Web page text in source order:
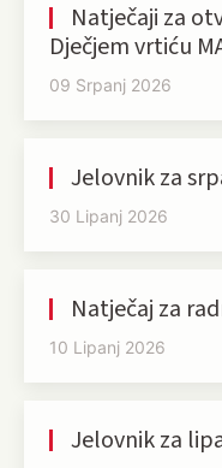
Natječaji za
Dječjem vrtiću
09 Srpanj 2026
Jelovnik za
30 Lipanj 2026
Natječaj za
10 Lipanj 2026
Jelovnik za